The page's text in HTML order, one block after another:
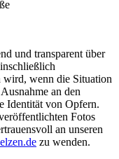
und transparent über
wird, wenn die Situation
an den
Identität von Opfern.
Fotos
an unseren
zu wenden.